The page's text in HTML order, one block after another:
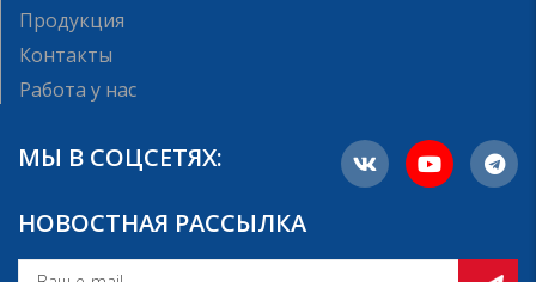
Продукция
Контакты
Работа у нас
МЫ В СОЦСЕТЯХ:
НОВОСТНАЯ РАССЫЛКА